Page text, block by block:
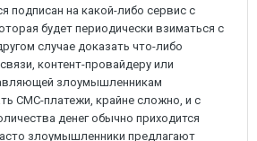
подписан на какой-либо сервис с
будет периодически взиматься с
случае доказать что-либо
контент-провайдеру или
злоумышленникам
СМС-платежи, крайне сложно, и с
денег обычно приходится
злоумышленники предлагают